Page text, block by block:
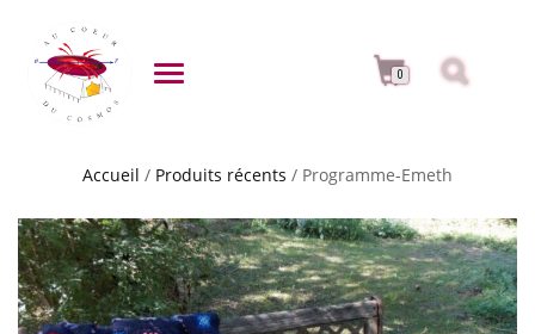
DÉPLIER LA NAVIGATION 0
Accueil / Produits récents / Programme-Emeth